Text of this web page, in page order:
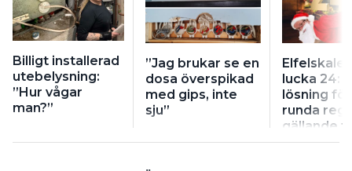
Billigt installerad
utebelysning:
”Hur vågar
man?”
”Jag brukar se en
dosa överspikad
med gips, inte
sju”
lucka 24:
lösning
runda
gällande